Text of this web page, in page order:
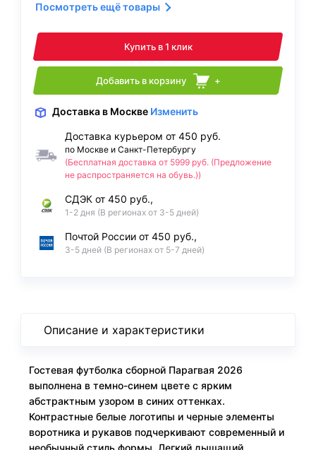
Посмотреть ещё товары
Купить в 1 клик
Добавить в корзину +
Доставка в Москве Изменить
Доставка курьером от 450 руб.
по Москве и Санкт-Петербургу
(Бесплатная доставка от 5999 руб. (Предложение
не распространяется на обувь.))
СДЭК от 450 руб.,
1-2 дня (В регионах от 3-5 дней)
Почтой России от 450 руб.,
3-5 дней (В регионах от 5-7 дней)
Описание и характеристики
Гостевая футболка сборной Парагвая 2026
выполнена в темно-синем цвете с ярким
абстрактным узором в синих оттенках.
Контрастные белые логотипы и черные элементы
воротника и рукавов подчеркивают современный и